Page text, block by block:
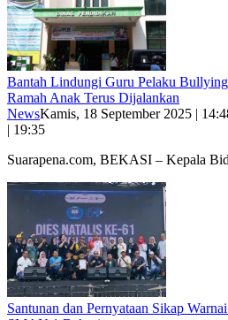
Bantah Lindungi Guru Pelaku
Ramah Anak Terus Dijalankan
NewsKamis, 18 September 2025 |
| 19:35
Suarapena.com, BEKASI – Kepala
Santunan dan Pernyataan Sikap